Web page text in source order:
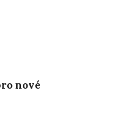
nové